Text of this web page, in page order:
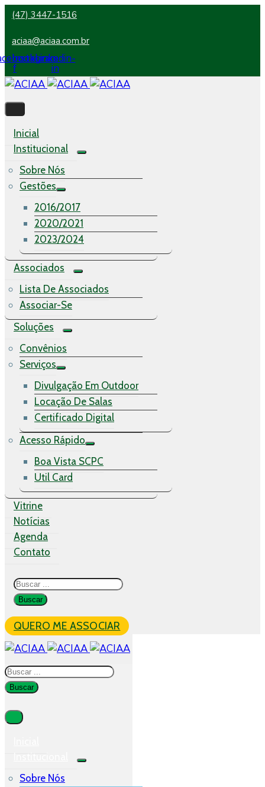
(47) 3447-1516
aciaa@aciaa.com.br
f
Instagram
Linkedin-
in
Inicial
Institucional
Sobre Nós
Gestões
2016/2017
2020/2021
2023/2024
Associados
Lista De Associados
Associar-Se
Soluções
Convênios
Serviços
Divulgação Em Outdoor
Locação De Salas
Certificado Digital
Acesso Rápido
Boa Vista SCPC
Util Card
Vitrine
Notícias
Agenda
Contato
QUERO ME ASSOCIAR
Sobre Nós